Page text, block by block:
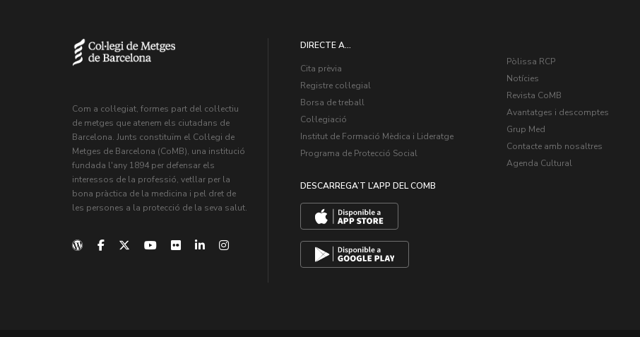
Com a col·legiat, formes part del col·lectiu
de metges que atenem els ciutadans de
Barcelona. Junts constituïm el Col·legi de
Metges de Barcelona (CoMB), una institució
fundada l'any 1894 per defensar els
interessos de la professió, vetllar per la
bona pràctica de la medicina i pel dret de
les persones a la protecció de la seva salut.
DIRECTE A...
Cita prèvia
Registre col·legial
Borsa de treball
Col·legiació
Institut de Formació Mèdica i Lideratge
Programa de Protecció Social
DESCARREGA’T L’APP DEL COMB
Pòlissa RCP
Notícies
Revista CoMB
Avantatges i descomptes
Grup Med
Contacte amb nosaltres
Agenda Cultural